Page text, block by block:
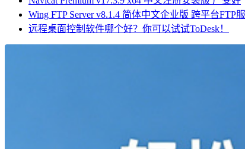
Wing FTP Server v8.1.4 简体中文企业版 跨平台FTP服
远程桌面控制软件哪个好？你可以试试ToDesk！